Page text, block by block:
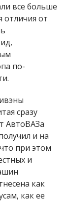
все больше
отличия от
по-
сразу
АвтоВАЗа
и на
при этом
и
как
как ее